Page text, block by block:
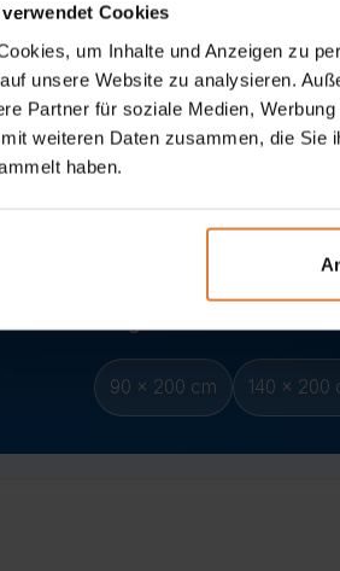
Cookies
um Inhalte und Anzeigen zu
unsere Website zu analysieren.
Partner für soziale Medien,
weiteren Daten zusammen, die
haben.
90 x 200 cm 140 x 200